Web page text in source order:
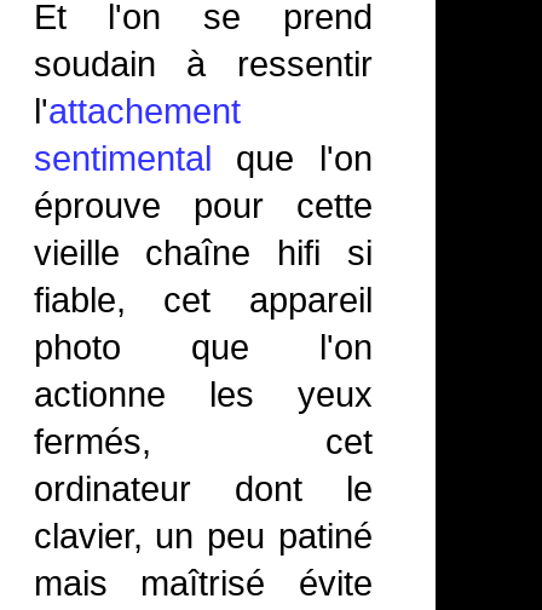
Et l'on se prend
soudain à ressentir
l'attachement
sentimental que l'on
éprouve pour cette
vieille chaîne hifi si
fiable, cet appareil
photo que l'on
actionne les yeux
fermés, cet
ordinateur dont le
clavier, un peu patiné
mais maîtrisé évite